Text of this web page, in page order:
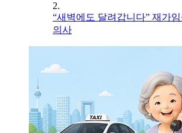
2.
“새벽에도 달려갑니다” 재가
의사